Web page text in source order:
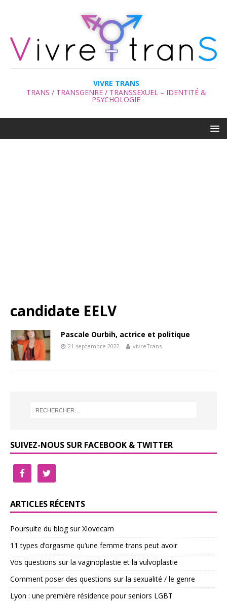
VIVRE TRANS
TRANS / TRANSGENRE / TRANSSEXUEL – IDENTITÉ &
PSYCHOLOGIE
candidate EELV
Pascale Ourbih, actrice et politique
21 septembre 2022 vivreTrans
SUIVEZ-NOUS SUR FACEBOOK & TWITTER
ARTICLES RÉCENTS
Poursuite du blog sur Xlovecam
11 types d’orgasme qu’une femme trans peut avoir
Vos questions sur la vaginoplastie et la vulvoplastie
Comment poser des questions sur la sexualité / le genre
Lyon : une première résidence pour seniors LGBT